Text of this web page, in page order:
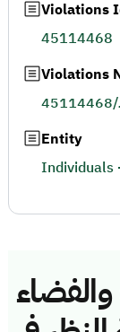
Violations
45114468
Violations
Entity
Individuals